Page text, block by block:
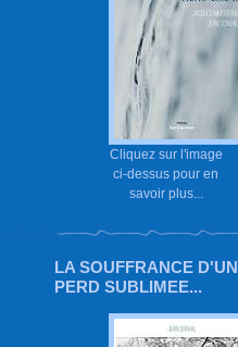
Cliquez sur l'image
ci-dessus pour en
savoir plus...
LA SOUFFRANCE D'UN
PERD SUBLIMEE...